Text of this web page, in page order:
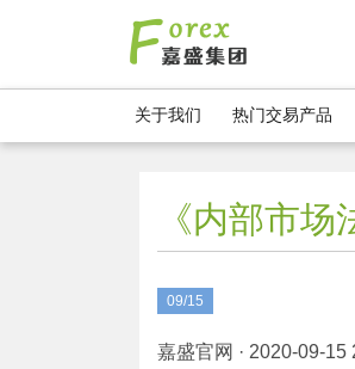
关于我们 热门交易产品
《内部市
09/15
嘉盛官网 · 2020-09-15